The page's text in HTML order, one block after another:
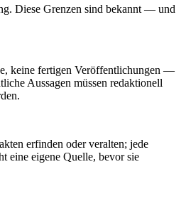
Diese Grenzen sind bekannt — und
keine fertigen Veröffentlichungen —
Aussagen müssen redaktionell
erfinden oder veralten; jede
eine eigene Quelle, bevor sie